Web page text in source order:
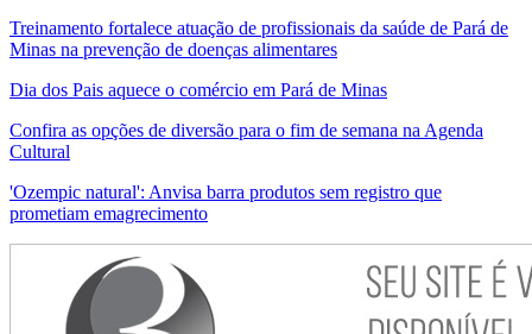
Treinamento fortalece atuação de profissionais da saúde de Pará de
Minas na prevenção de doenças alimentares
Dia dos Pais aquece o comércio em Pará de Minas
Confira as opções de diversão para o fim de semana na Agenda
Cultural
'Ozempic natural': Anvisa barra produtos sem registro que
prometiam emagrecimento